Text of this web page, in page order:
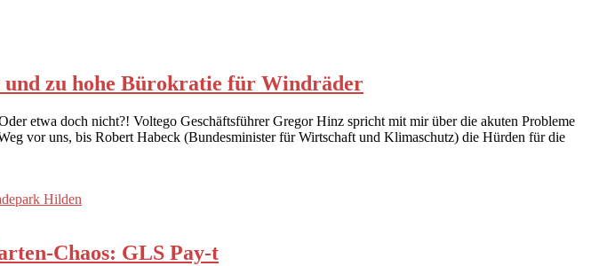
und zu hohe Bürokratie für Windräder
etwa doch nicht?! Voltego Geschäftsführer Gregor Hinz spricht mit mir über die akuten Probleme
vor uns, bis Robert Habeck (Bundesminister für Wirtschaft und Klimaschutz) die Hürden für die
Chaos: GLS Pay-t